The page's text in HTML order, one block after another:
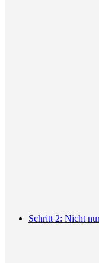
Schritt 2: Nicht